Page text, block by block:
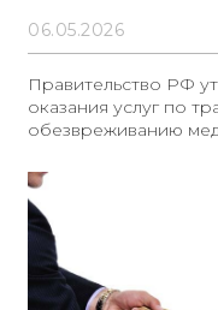
06.05.2026
Правительство РФ
оказания услуг по
обезвреживанию
отходов класса Г,
обращения.Правила
исполнителям,
договоров, а также
обезвреживания